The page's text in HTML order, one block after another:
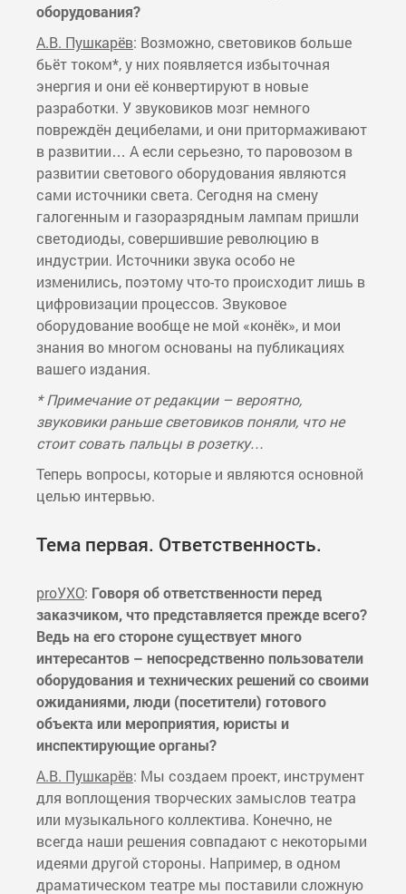
оборудования?
А.В. Пушкарёв: Возможно, световиков больше
бьёт током*, у них появляется избыточная
энергия и они её конвертируют в новые
разработки. У звуковиков мозг немного
повреждён децибелами, и они притормаживают
в развитии… А если серьезно, то паровозом в
развитии светового оборудования являются
сами источники света. Сегодня на смену
галогенным и газоразрядным лампам пришли
светодиоды, совершившие революцию в
индустрии. Источники звука особо не
изменились, поэтому что-то происходит лишь в
цифровизации процессов. Звуковое
оборудование вообще не мой «конёк», и мои
знания во многом основаны на публикациях
вашего издания.
* Примечание от редакции – вероятно,
звуковики раньше световиков поняли, что не
стоит совать пальцы в розетку…
Теперь вопросы, которые и являются основной
целью интервью.
Тема первая. Ответственность.
proУХО: Говоря об ответственности перед
заказчиком, что представляется прежде всего?
Ведь на его стороне существует много
интересантов – непосредственно пользователи
оборудования и технических решений со своими
ожиданиями, люди (посетители) готового
объекта или мероприятия, юристы и
инспектирующие органы?
А.В. Пушкарёв: Мы создаем проект, инструмент
для воплощения творческих замыслов театра
или музыкального коллектива. Конечно, не
всегда наши решения совпадают с некоторыми
идеями другой стороны. Например, в одном
драматическом театре мы поставили сложную